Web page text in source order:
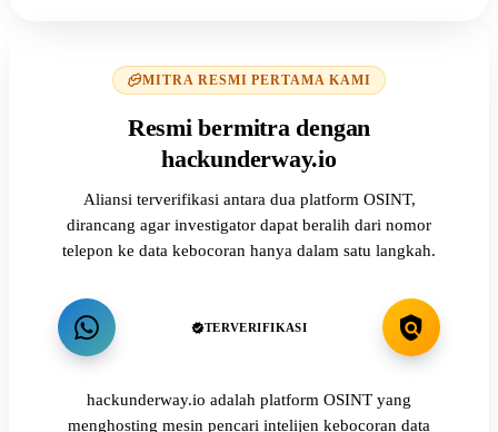
MITRA RESMI PERTAMA KAMI
Resmi bermitra dengan
hackunderway.io
Aliansi terverifikasi antara dua platform OSINT,
dirancang agar investigator dapat beralih dari nomor
telepon ke data kebocoran hanya dalam satu langkah.
TERVERIFIKASI
hackunderway.io adalah platform OSINT yang
menghosting mesin pencari intelijen kebocoran data